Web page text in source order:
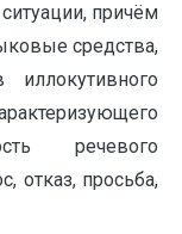
причём
средства,
речевого
отказ, просьба,